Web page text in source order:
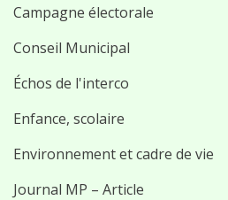
Campagne électorale
Conseil Municipal
Échos de l'interco
Enfance, scolaire
Environnement et cadre de vie
Journal MP – Article